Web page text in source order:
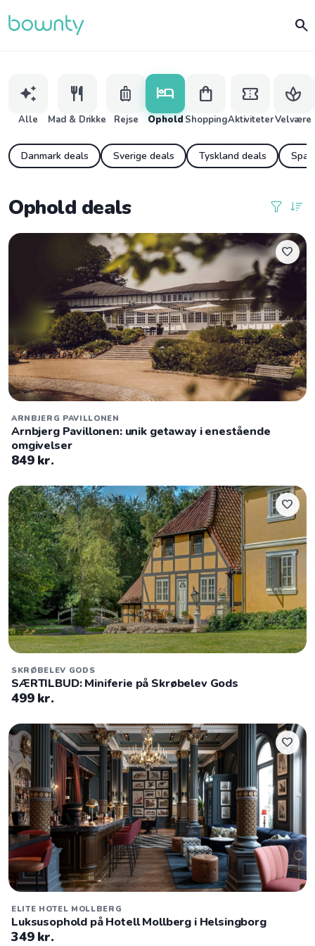
search
auto_awesome
Alle
restaurant
Mad & Drikke
luggage
Rejse
hotel
Ophold
shopping_bag
Shopping
confirmation_number
Aktiviteter
spa
Velvære
Danmark deals Sverige deals Tyskland deals
Ophold deals
favorite
ARNBJERG PAVILLONEN
Arnbjerg Pavillonen: unik getaway i enestående
omgivelser
849 kr.
favorite
SKRØBELEV GODS
SÆRTILBUD: Miniferie på Skrøbelev Gods
499 kr.
favorite
ELITE HOTEL MOLLBERG
Luksusophold på Hotell Mollberg i Helsingborg
349 kr.